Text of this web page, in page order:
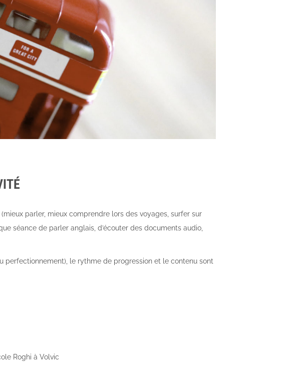
parler, mieux comprendre lors des voyages, surfer sur
séance de parler anglais, d’écouter des documents audio,
perfectionnement), le rythme de progression et le contenu sont
Roghi à Volvic